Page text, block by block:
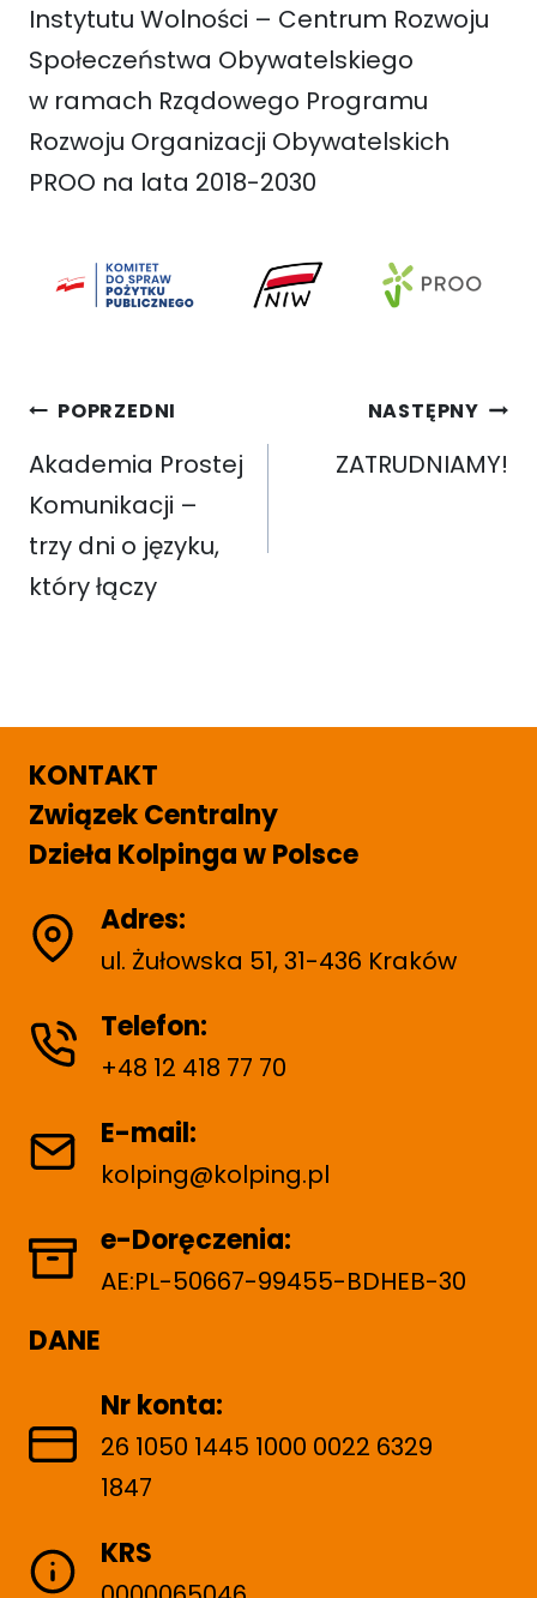
Instytutu Wolności – Centrum Rozwoju
Społeczeństwa Obywatelskiego
w ramach Rządowego Programu
Rozwoju Organizacji Obywatelskich
PROO na lata 2018-2030
Nawigacja
wpisu
POPRZEDNI
Akademia Prostej
Komunikacji –
trzy dni o języku,
który łączy
NASTĘPNY
ZATRUDNIAMY!
KONTAKT
Związek Centralny
Dzieła Kolpinga w Polsce
Adres:
ul. Żułowska 51, 31-436 Kraków
Telefon:
+48 12 418 77 70
E-mail:
kolping@kolping.pl
e-Doręczenia:
AE:PL-50667-99455-BDHEB-30
DANE
Nr konta:
26 1050 1445 1000 0022 6329
1847
KRS